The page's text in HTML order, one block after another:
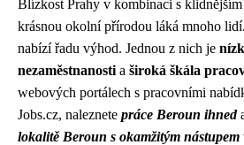
Blízkost Prahy v kombinaci s klidnějším
krásnou okolní přírodou láká mnoho
nabízí řadu výhod. Jednou z nich je
nezaměstnanosti a široká škála
webových portálech s pracovními
Jobs.cz, naleznete práce Beroun ihned
lokalitě Beroun s okamžitým nástupem